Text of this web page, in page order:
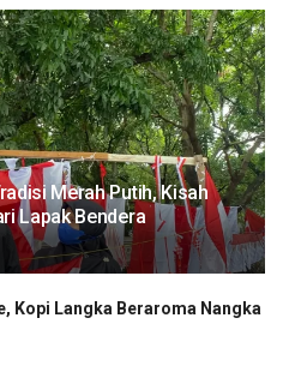
Merah Putih, Kisah
Lapak Bendera
Kopi Langka Beraroma Nangka